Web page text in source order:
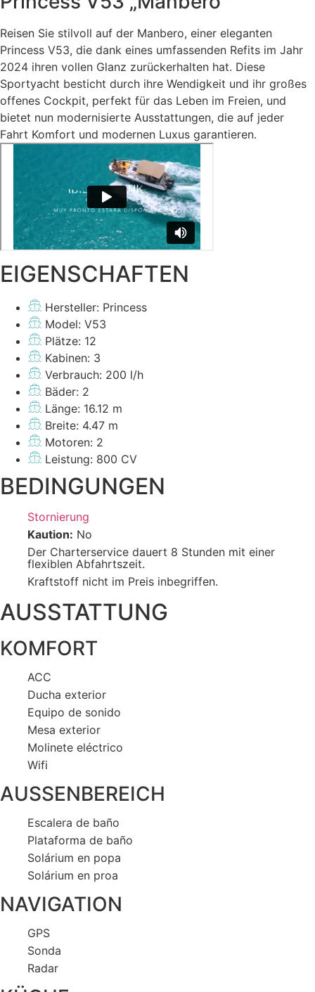
Reisen Sie stilvoll auf der Manbero, einer eleganten
Princess V53, die dank eines umfassenden Refits im Jahr
2024 ihren vollen Glanz zurückerhalten hat. Diese
Sportyacht besticht durch ihre Wendigkeit und ihr großes
offenes Cockpit, perfekt für das Leben im Freien, und
bietet nun modernisierte Ausstattungen, die auf jeder
Fahrt Komfort und modernen Luxus garantieren.
EIGENSCHAFTEN
Hersteller: Princess
Model: V53
Plätze: 12
Kabinen: 3
Verbrauch: 200 l/h
Bäder: 2
Länge: 16.12 m
Breite: 4.47 m
Motoren: 2
Leistung: 800 CV
BEDINGUNGEN
Stornierung
Kaution: No
Der Charterservice dauert 8 Stunden mit einer
flexiblen Abfahrtszeit.
Kraftstoff nicht im Preis inbegriffen.
AUSSTATTUNG
KOMFORT
ACC
Ducha exterior
Equipo de sonido
Mesa exterior
Molinete eléctrico
Wifi
AUSSENBEREICH
Escalera de baño
Plataforma de baño
Solárium en popa
Solárium en proa
NAVIGATION
GPS
Sonda
Radar